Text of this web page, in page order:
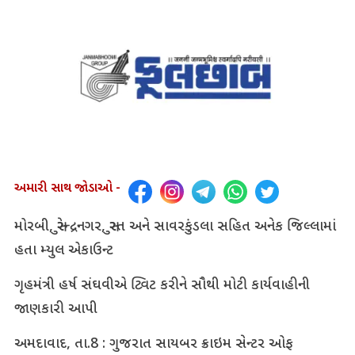
અમારી સાથ જોડાઓ -
મોરબી, સુરેન્દ્રનગર, સુરત અને સાવરકુંડલા સહિત અનેક જિલ્લામાં
હતા મ્યુલ એકાઉન્ટ
ગૃહમંત્રી હર્ષ સંઘવીએ ટ્વિટ કરીને સૌથી મોટી કાર્યવાહીની
જાણકારી આપી
અમદાવાદ, તા.8 : ગુજરાત સાયબર ક્રાઇમ સેન્ટર ઓફ